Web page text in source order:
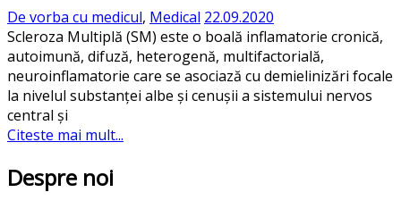
De vorba cu medicul, Medical 22.09.2020
Scleroza Multiplă (SM) este o boală inflamatorie cronică,
autoimună, difuză, heterogenă, multifactorială,
neuroinflamatorie care se asociază cu demielinizări focale
la nivelul substanței albe și cenușii a sistemului nervos
central și
Citeste mai mult...
Despre noi